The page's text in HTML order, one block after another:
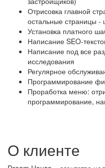
Отрисовка главной
остальные страницы
Установка платного
Написание SEO-
Написание под все
исследования
Регулярное
Программирование
Проработка меню:
программирование,
О клиенте